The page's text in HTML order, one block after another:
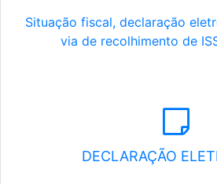
Situação fiscal, declaração
via de recolhimento de
DECLARAÇÃO